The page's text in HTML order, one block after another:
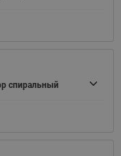
спиральный